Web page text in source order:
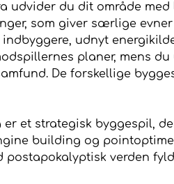
udvider du dit område
som giver særlige
indbyggere, udnyt
planer, mens
De forskellige
er et strategisk byggespil,
building og
postapokalyptisk verden